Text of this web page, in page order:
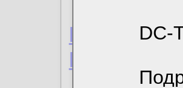
DC-
Политика